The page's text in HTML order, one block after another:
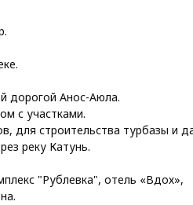
дорогой Анос-Аюла.
с участками.
для строительства турбазы и
реку Катунь.
"Рублевка", отель «Вдох»,